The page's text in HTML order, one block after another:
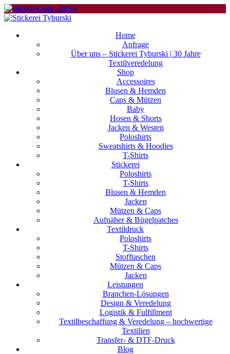
Home
Anfrage
Über uns – Stickerei Tyburski | 30 Jahre
Textilveredelung
Shop
Accessoires
Blusen & Hemden
Caps & Mützen
Baby
Hosen & Shorts
Jacken & Westen
Poloshirts
Sweatshirts & Hoodies
T-Shirts
Stickerei
Poloshirts
T-Shirts
Blusen & Hemden
Jacken
Mützen & Caps
Aufnäher & Bügelpatches
Textildruck
Poloshirts
T-Shirts
Stofftaschen
Mützen & Caps
Jacken
Leistungen
Branchen-Lösungen
Design & Veredelung
Logistik & Fulfillment
Textilbeschaffung & Veredelung – hochwertige
Textilien
Transfer- & DTF-Druck
Blog